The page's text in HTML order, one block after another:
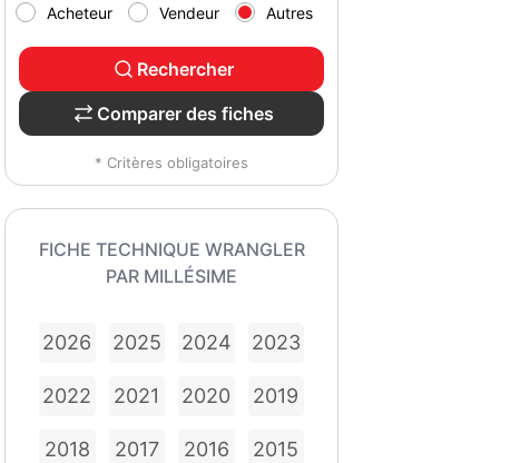
Acheteur
Vendeur Autres
Rechercher
Comparer des fiches
* Critères obligatoires
FICHE TECHNIQUE WRANGLER
PAR MILLÉSIME
2026 2025 2024 2023
2022 2021 2020 2019
2018 2017 2016 2015